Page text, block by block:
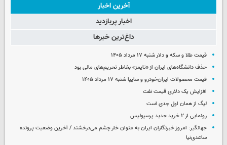
آخرین اخبار
اخبار پربازدید
داغ‌ترین خبرها
قیمت طلا و سکه و دلار شنبه ۱۷ مرداد ۱۴۰۵
حذف دانشگاه‌های ایران از «تایمز» بخاطر تحریم‌های مالی بود
قیمت محصولات ایران‌خودرو و سایپا شنبه ۱۷ مرداد ۱۴۰۵
افزایش یک دلاری قیمت نفت
لیگ از همان اول جدی است
رونمایی از ۲ خرید جدید پرسپولیس
جهانگیر: امروز خبرنگاران ایران به عنوان خار چشم می‌درخشند / آخرین وضعیت پرونده
ساعدی‌نیا